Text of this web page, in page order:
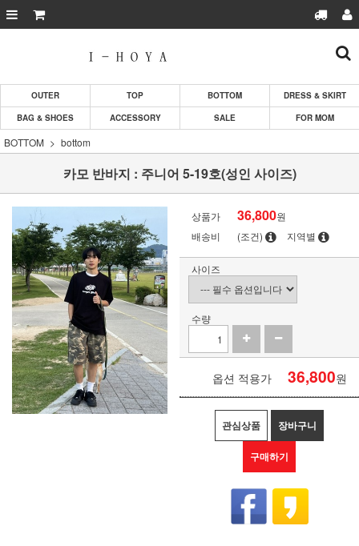
OUTER TOP BOTTOM
DRESS & SKIRT
BAG & SHOES
ACCESSORY SALE FOR MOM
BOTTOM bottom
카모 반바지 : 주니어 5-19호(성인 사이즈)
상품가 36,800원
배송비
(조건) 지역별
사이즈
수량
옵션 적용가 36,800원
관심상품 장바구니
구매하기